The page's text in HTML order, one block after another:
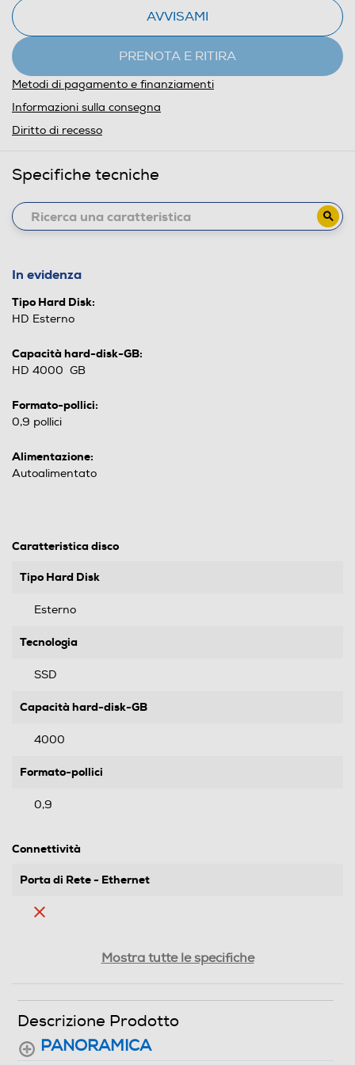
AVVISAMI
PRENOTA E RITIRA
Metodi di pagamento e finanziamenti
Informazioni sulla consegna
Diritto di recesso
Specifiche tecniche
In evidenza
Tipo Hard Disk:
HD Esterno
Capacità hard-disk-GB:
HD 4000 GB
Formato-pollici:
0,9 pollici
Alimentazione:
Autoalimentato
Caratteristica disco
Tipo Hard Disk
Esterno
Tecnologia
SSD
Capacità hard-disk-GB
4000
Formato-pollici
0,9
Connettività
Porta di Rete - Ethernet
Descrizione
Alimentazione
Mostra tutte le specifiche
Descrizione Prodotto
PANORAMICA